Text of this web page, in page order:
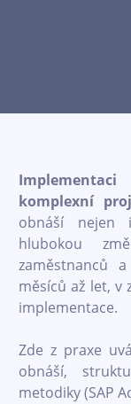
komplexní
obnáší nejen
hlubokou
zaměstnanců
měsíců až let, v
implementace.
Zde z praxe
obnáší,
metodiky (SAP